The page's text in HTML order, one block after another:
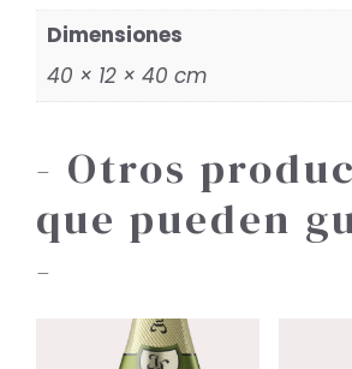
Dimensiones
40 × 12 × 40 cm
- Otros
que pueden
-